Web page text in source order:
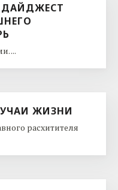
ДАЙДЖЕСТ
...
ЖИЗНИ
расхитителя